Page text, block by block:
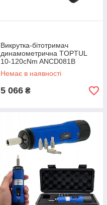
Викрутка-бітотримач
динамометрична TOPTUL
10-120cNm ANCD081B
Немає в наявності
5 066 ₴